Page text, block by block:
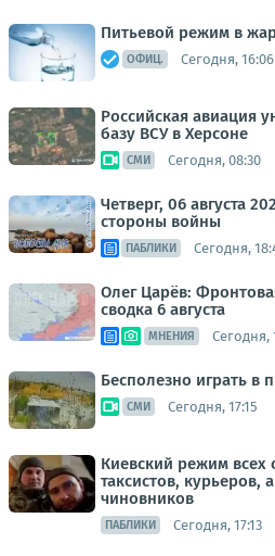
Питьевой режим в
ОФИЦ. Сегодня, 16:06
Российская авиация
базу ВСУ в Херсоне
СМИ Сегодня, 08:30
Четверг, 06 августа
стороны войны
ПАБЛИКИ Сегодня,
Олег Царёв:
сводка 6 августа
МНЕНИЯ Сегодня,
Бесполезно играть в
СМИ Сегодня, 17:15
Киевский режим всех
таксистов, курьеров,
чиновников
ПАБЛИКИ Сегодня, 17:13